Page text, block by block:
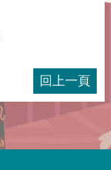
回上一頁